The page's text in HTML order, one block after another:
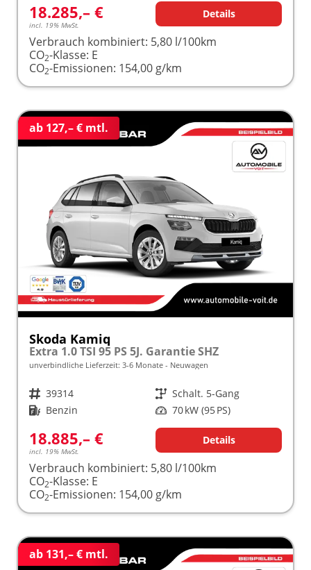
18.285,– €
incl. 19% MwSt.
Details
Verbrauch kombiniert: 5,80 l/100km
CO2-Klasse: E
CO2-Emissionen: 154,00 g/km
ab 127,– € mtl.
Skoda Kamiq
Extra 1.0 TSI 95 PS 5J. Garantie SHZ
unverbindliche Lieferzeit: 3-6 Monate Neuwagen
Fahrzeugnr. 39314 Getriebe Schalt. 5-Gang
Kraftstoff Benzin Leistung 70 kW (95 PS)
18.885,– €
incl. 19% MwSt.
Details
Verbrauch kombiniert: 5,80 l/100km
CO2-Klasse: E
CO2-Emissionen: 154,00 g/km
ab 131,– € mtl.